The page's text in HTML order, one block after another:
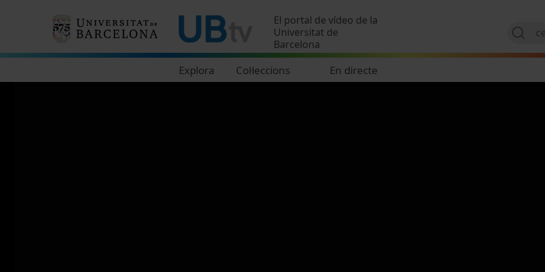
El portal de vídeo de la
Universitat de
Barcelona
Explora Col·leccions En directe